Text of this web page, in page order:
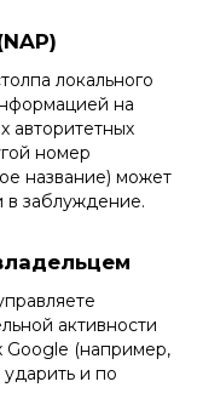
локального
на
авторитетных
номер
название) может
в заблуждение.
активности
Google (например,
и по